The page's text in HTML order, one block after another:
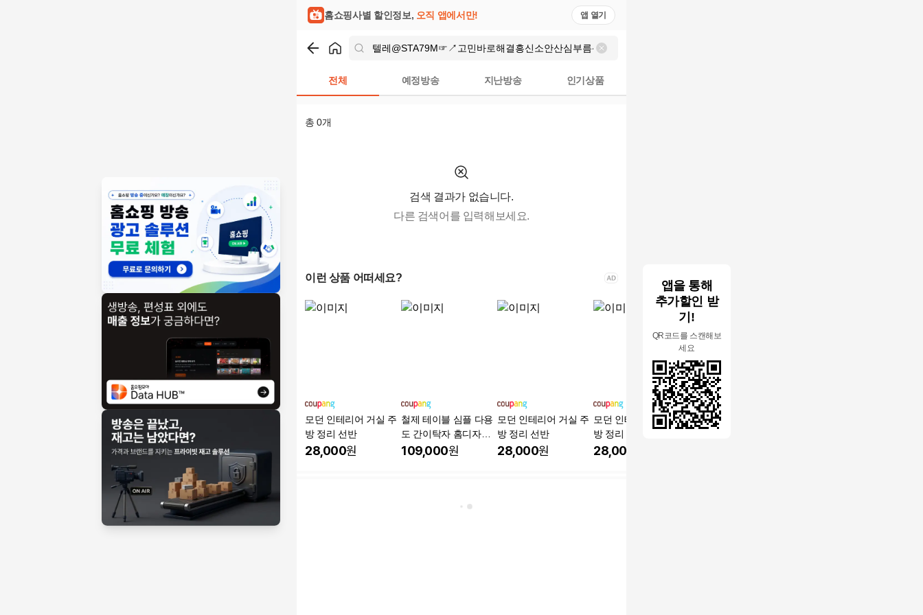
앱을 통해
추가할인 받
기!
QR코드를 스캔해보
세요
홈쇼핑사별 할인정보, 오직 앱에서만! 앱 열기
전체 예정방송 지난방송 인기상품
총0개
검색 결과가 없습니다.
다른 검색어를 입력해보세요.
이런 상품 어떠세요?
모던 인테리어 거실 주
방 정리 선반
28,000원
철제 테이블 심플 다용
도 간이탁자 홈디자인
경량 선반 탁자
109,000원
모던 인테리어 거실 주
방 정리 선반
28,000원
모던 인테리어 거실 주
방 정리 선반
28,000
모던 인테리어 거실 주
텔레@STA79M☞↗고민바로해결흥신소안산심부름센터 검색결과 | 홈쇼핑모아